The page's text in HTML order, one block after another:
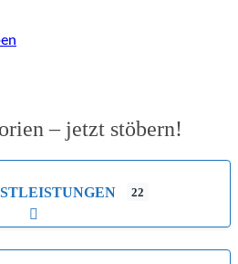
– jetzt stöbern!
22
Unterkategorien aufklappen